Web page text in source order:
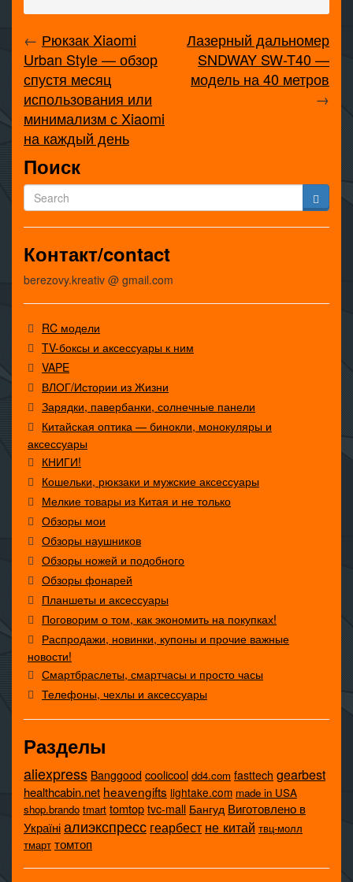
← Рюкзак Xiaomi
Urban Style — обзор
спустя месяц
использования или
минимализм с Xiaomi
на каждый день
Лазерный дальномер
SNDWAY SW-T40 —
модель на 40 метров
→
Поиск
Контакт/contact
berezovy.kreativ @ gmail.com
RC модели
TV-боксы и аксессуары к ним
VAPE
ВЛОГ/Истории из Жизни
Зарядки, павербанки, солнечные панели
Китайская оптика — бинокли, монокуляры и
аксессуары
КНИГИ!
Кошельки, рюкзаки и мужские аксессуары
Мелкие товары из Китая и не только
Обзоры мои
Обзоры наушников
Обзоры ножей и подобного
Обзоры фонарей
Планшеты и аксессуары
Поговорим о том, как экономить на покупках!
Распродажи, новинки, купоны и прочие важные
новости!
Смартбраслеты, смартчасы и просто часы
Телефоны, чехлы и аксессуары
Разделы
aliexpress Banggood coolicool dd4.com fasttech gearbest
healthcabin.net heavengifts lightake.com made in USA
shop.brando tmart tomtop tvc-mall Бангуд Виготовлено в
Україніалиэкспресс геарбест не китай твц-молл
тмарт томтоп